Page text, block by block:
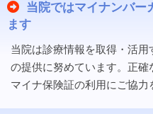
当院ではマイナンバー
ます
当院は診療情報を取得・活
の提供に努めています。正確
マイナ保険証の利用にご協力